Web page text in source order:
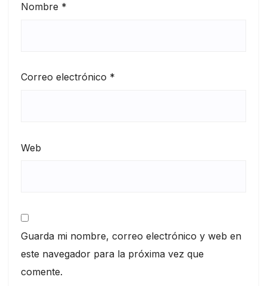
Nombre *
Correo electrónico *
Web
Guarda mi nombre, correo electrónico y web en
este navegador para la próxima vez que
comente.